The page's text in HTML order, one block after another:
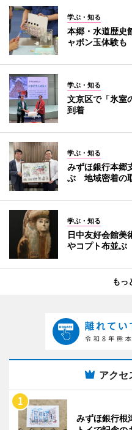
学ぶ・知る
本郷・水道歴
ャボン玉体験も
学ぶ・知る
文京区で「氷
到着
学ぶ・知る
みずほ銀行本郷
ぶ 地域密着の
学ぶ・知る
日中友好会館
やコプト布並ぶ
もっ
アクセ
みずほ銀行